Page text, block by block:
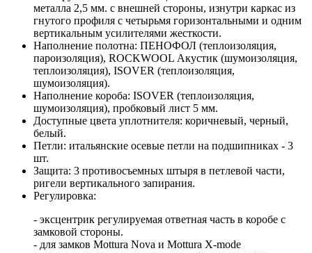
металла 2,5 мм. с внешней стороны, изнутри каркас из
гнутого профиля с четырьмя горизонтальными и одним
вертикальным усилителями жесткости.
Наполнение полотна: ПЕНОФОЛ (теплоизоляция,
пароизоляция), ROCKWOOL Акустик (шумоизоляция,
теплоизоляция), ISOVER (теплоизоляция,
шумоизоляция).
Наполнение короба: ISOVER (теплоизоляция,
шумоизоляция), пробковый лист 5 мм.
Доступные цвета уплотнителя: коричневый, черный,
белый.
Петли: итальянские осевые петли на подшипниках - 3
шт.
Защита: 3 противосъемных штыря в петлевой части,
ригели вертикального запирания.
Регулировка:
- эксцентрик регулируемая ответная часть в коробе с
замковой стороны.
- для замков Mottura Nova и Mottura X-mode